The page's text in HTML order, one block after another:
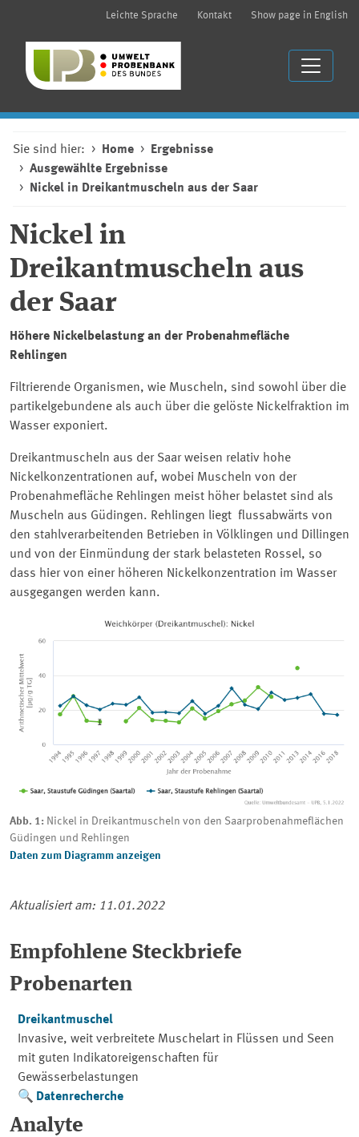
Leichte Sprache Kontakt Show page in English
Sie sind hier: Home
Ergebnisse
Ausgewählte Ergebnisse
Nickel in Dreikantmuscheln aus der Saar
Nickel in
Dreikantmuscheln aus
der Saar
Höhere Nickelbelastung an der Probenahmefläche
Rehlingen
Filtrierende Organismen, wie Muscheln, sind sowohl über die
partikelgebundene als auch über die gelöste Nickelfraktion im
Wasser exponiert.
Dreikantmuscheln aus der Saar weisen relativ hohe
Nickelkonzentrationen auf, wobei Muscheln von der
Probenahmefläche Rehlingen meist höher belastet sind als
Muscheln aus Güdingen. Rehlingen liegt flussabwärts von
den stahlverarbeitenden Betrieben in Völklingen und Dillingen
und von der Einmündung der stark belasteten Rossel, so
dass hier von einer höheren Nickelkonzentration im Wasser
ausgegangen werden kann.
Abb. 1: Nickel in Dreikantmuscheln von den Saarprobenahmeflächen
Güdingen und Rehlingen
Daten zum Diagramm anzeigen
Aktualisiert am: 11.01.2022
Empfohlene Steckbriefe
Probenarten
Dreikantmuschel
Invasive, weit verbreitete Muschelart in Flüssen und Seen
mit guten Indikatoreigenschaften für
Gewässerbelastungen
Datenrecherche
Analyte